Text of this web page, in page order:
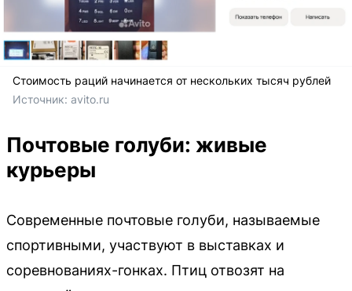
Стоимость раций начинается от нескольких тысяч рублей
Источник: avito.ru
Почтовые голуби: живые
курьеры
Современные почтовые голуби, называемые
спортивными, участвуют в выставках и
соревнованиях-гонках. Птиц отвозят на